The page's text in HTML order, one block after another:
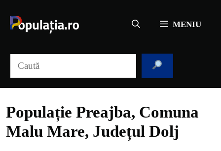
conținut
MENIU
Populație Preajba, Comuna
Malu Mare, Județul Dolj